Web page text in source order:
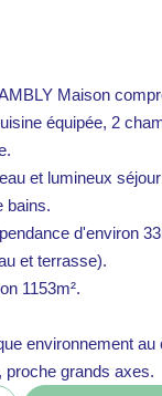
Maison
équipée, 2
et lumineux
bains.
d'environ
et terrasse).
1153m².
environnement au
proche grands axes.